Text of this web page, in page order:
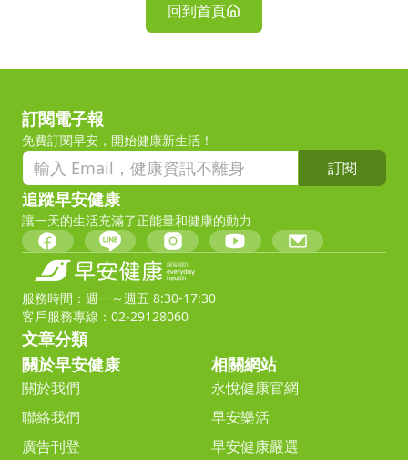
回到首頁
訂閱電子報
免費訂閱早安，開始健康新生活！
訂閱
追蹤早安健康
讓一天的生活充滿了正能量和健康的動力
服務時間：週一～週五 8:30-17:30
客戶服務專線：02-29128060
文章分類
關於早安健康
關於我們
聯絡我們
廣告刊登
相關網站
永悅健康官網
早安樂活
早安健康嚴選